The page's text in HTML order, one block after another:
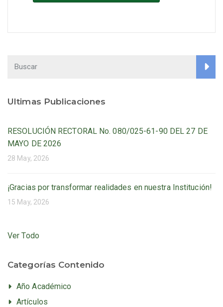
Ultimas Publicaciones
RESOLUCIÓN RECTORAL No. 080/025-61-90 DEL 27 DE
MAYO DE 2026
28 May, 2026
¡Gracias por transformar realidades en nuestra Institución!
15 May, 2026
Ver Todo
Categorías Contenido
Año Académico
Artículos